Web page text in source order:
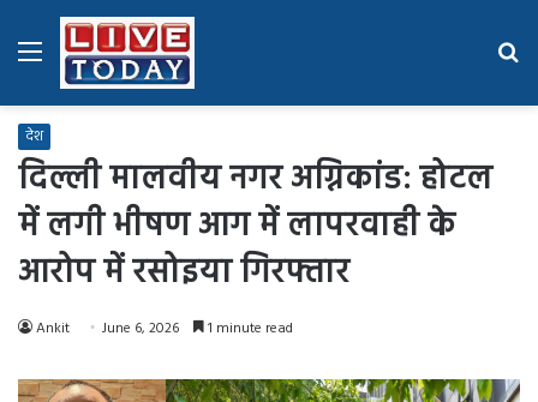
Menu
देश
दिल्ली मालवीय नगर अग्निकांड: होटल
में लगी भीषण आग में लापरवाही के
आरोप में रसोइया गिरफ्तार
Ankit June 6, 2026 1 minute read